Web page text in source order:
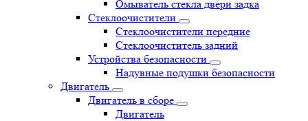
Омыватель стекла двери задка
Стеклоочистители
Стеклоочистители передние
Стеклоочиститель задний
Устройства безопасности
Надувные подушки безопасности
Двигатель
Двигатель в сборе
Двигатель